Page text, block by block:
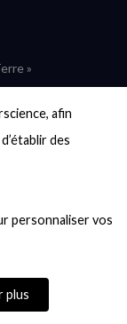
afin
des
personnaliser vos
plus
»
? La
: la
vrai